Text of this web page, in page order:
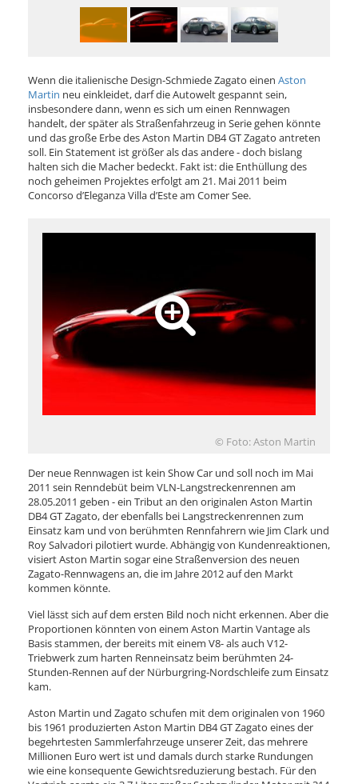
Wenn die italienische Design-Schmiede Zagato einen Aston
Martin neu einkleidet, darf die Autowelt gespannt sein,
insbesondere dann, wenn es sich um einen Rennwagen
handelt, der später als Straßenfahrzeug in Serie gehen könnte
und das große Erbe des Aston Martin DB4 GT Zagato antreten
soll. Ein Statement ist größer als das andere - doch bislang
halten sich die Macher bedeckt. Fakt ist: die Enthüllung des
noch geheimen Projektes erfolgt am 21. Mai 2011 beim
Concorso d’Eleganza Villa d’Este am Comer See.
© Foto: Aston Martin
Der neue Rennwagen ist kein Show Car und soll noch im Mai
2011 sein Renndebüt beim VLN-Langstreckenrennen am
28.05.2011 geben - ein Tribut an den originalen Aston Martin
DB4 GT Zagato, der ebenfalls bei Langstreckenrennen zum
Einsatz kam und von berühmten Rennfahrern wie Jim Clark und
Roy Salvadori pilotiert wurde. Abhängig von Kundenreaktionen,
visiert Aston Martin sogar eine Straßenversion des neuen
Zagato-Rennwagens an, die im Jahre 2012 auf den Markt
kommen könnte.
Viel lässt sich auf dem ersten Bild noch nicht erkennen. Aber die
Proportionen könnten von einem Aston Martin Vantage als
Basis stammen, der bereits mit einem V8- als auch V12-
Triebwerk zum harten Renneinsatz beim berühmten 24-
Stunden-Rennen auf der Nürburgring-Nordschleife zum Einsatz
kam.
Aston Martin und Zagato schufen mit dem originalen von 1960
bis 1961 produzierten Aston Martin DB4 GT Zagato eines der
begehrtesten Sammlerfahrzeuge unserer Zeit, das mehrere
Millionen Euro wert ist und damals durch starke Rundungen
wie eine konsequente Gewichtsreduzierung bestach. Für den